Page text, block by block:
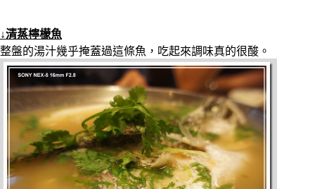
↓清蒸檸檬魚
整盤的湯汁幾乎掩蓋過這條魚，吃起來調味真的很酸。